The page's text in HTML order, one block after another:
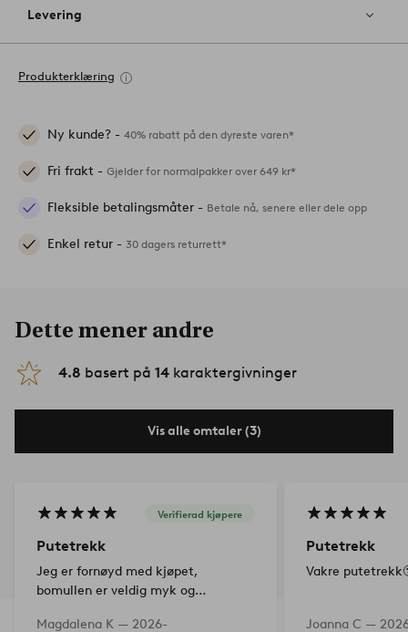
Levering
Produkterklæring
Ny kunde? - 40% rabatt på den dyreste varen*
Fri frakt - Gjelder for normalpakker over 649 kr*
Fleksible betalingsmåter - Betale nå, senere eller dele opp
Enkel retur - 30 dagers returrett*
Dette mener andre
4.8 basert på 14 karaktergivninger
Vis alle omtaler (3)
Verifierad kjøpere
Putetrekk
Jeg er fornøyd med kjøpet,
bomullen er veldig myk og
Magdalena K — 2026-
Putetrekk
Vakre
Joanna C —